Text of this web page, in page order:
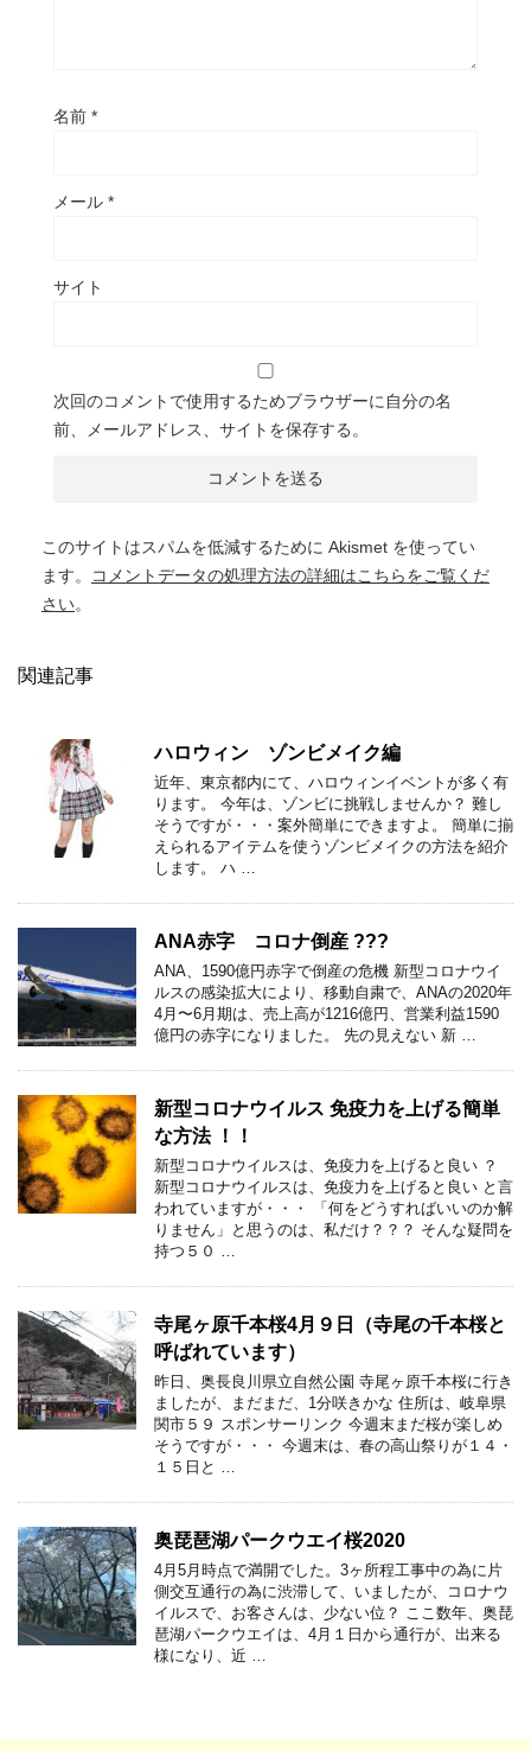
名前 *
メール *
サイト
次回のコメントで使用するためブラウザーに自分の名
前、メールアドレス、サイトを保存する。
このサイトはスパムを低減するために Akismet を使ってい
ます。
コメントデータの処理方法の詳細はこちらをご覧くだ
さい。
関連記事
ハロウィン ゾンビメイク編
近年、東京都内にて、ハロウィンイベントが多く有
ります。 今年は、ゾンビに挑戦しませんか？ 難し
そうですが・・・案外簡単にできますよ。 簡単に揃
えられるアイテムを使うゾンビメイクの方法を紹介
します。 ハ …
ANA赤字 コロナ倒産 ???
ANA、1590億円赤字で倒産の危機 新型コロナウイ
ルスの感染拡大により、移動自粛で、ANAの2020年
4月〜6月期は、売上高が1216億円、営業利益1590
億円の赤字になりました。 先の見えない 新 …
新型コロナウイルス 免疫力を上げる簡単
な方法 ！！
新型コロナウイルスは、免疫力を上げると良い ？
新型コロナウイルスは、免疫力を上げると良い と言
われていますが・・・ 「何をどうすればいいのか解
りません」と思うのは、私だけ？？？ そんな疑問を
持つ５０ …
寺尾ヶ原千本桜4月９日（寺尾の千本桜と
呼ばれています）
昨日、奥長良川県立自然公園 寺尾ヶ原千本桜に行き
ましたが、まだまだ、1分咲きかな 住所は、岐阜県
関市５９ スポンサーリンク 今週末まだ桜が楽しめ
そうですが・・・ 今週末は、春の高山祭りが１４・
１５日と …
奥琵琶湖パークウエイ桜2020
4月5月時点で満開でした。3ヶ所程工事中の為に片
側交互通行の為に渋滞して、いましたが、コロナウ
イルスで、お客さんは、少ない位？ ここ数年、奥琵
琶湖パークウエイは、4月１日から通行が、出来る
様になり、近 …